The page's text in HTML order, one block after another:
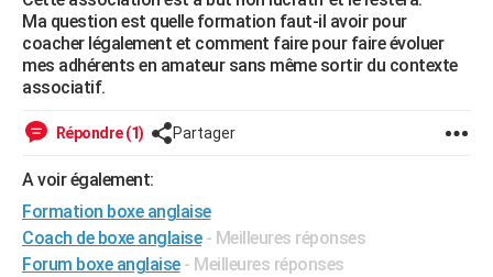
Mobiles
Meilleur smartphone
Internet
Ordinateurs
Jeux vidéo
Guide high-tech
+BRICOLAGE
Forum
Aménagement intérieur
Extérieur
Cuisine
Salle de bains
Jardinage
Rangement
WEEK-END
Art de vivre
Bien-être
Loisirs
Mode
Modes de vie
Alimentation
Guide de la santé
Maladies
Médicaments
Sommeil
Destinations
City break
Voyage nature
Voyage de noces
Forum
Climat
+PHOTO
Ma question est quelle formation faut-il avoir pour
coacher légalement et comment faire pour faire évoluer
mes adhérents en amateur sans même sortir du contexte
associatif.
Répondre (1) Partager
A voir également:
Formation boxe anglaise
Coach de boxe anglaise - Meilleures réponses
Forum boxe anglaise - Meilleures réponses